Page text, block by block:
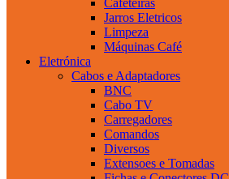
Jarros Eletricos
Limpeza
Máquinas Café
Eletrónica
Cabos e Adaptadores
BNC
Cabo TV
Carregadores
Comandos
Diversos
Extensoes e Tomadas